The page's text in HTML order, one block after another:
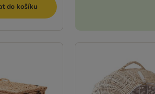
do košíku